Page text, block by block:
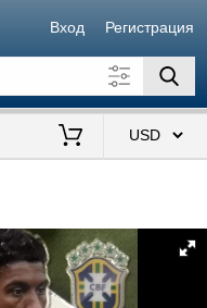
Вход Регистрация